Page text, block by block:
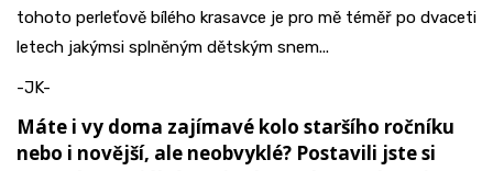
tohoto perleťově bílého krasavce je pro mě téměř po dvaceti
letech jakýmsi splněným dětským snem...
-JK-
Máte i vy doma zajímavé kolo staršího ročníku
nebo i novější, ale neobvyklé? Postavili jste si